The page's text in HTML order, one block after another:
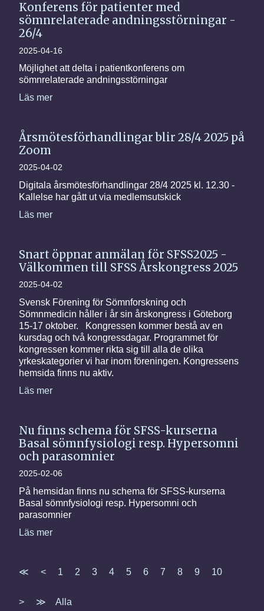
Konferens för patienter med
sömnrelaterade andningsstörningar -
26/4
2025-04-16
Möjlighet att delta i patientkonferens om
sömnrelaterade andningsstörningar
Läs mer
Årsmötesförhandlingar blir 28/4 2025 på
Zoom
2025-04-02
Digitala årsmötesförhandlingar 28/4 2025 kl. 12.30 -
Kallelse har gått ut via medlemsutskick
Läs mer
Snart öppnar anmälan för SFSS2025 -
Välkommen till SFSS Årskongress 2025
2025-04-02
Svensk Förening för Sömnforskning och
Sömnmedicin håller i år sin årskongress i Göteborg
15-17 oktober. Kongressen kommer bestå av en
kursdag och två kongressdagar. Programmet för
kongressen kommer rikta sig till alla de olika
yrkeskategorier vi har inom föreningen. Kongressens
hemsida finns nu aktiv.
Läs mer
Nu finns schema för SFSS-kurserna
Basal sömnfysiologi resp. Hypersomni
och parasomnier
2025-02-06
På hemsidan finns nu schema för SFSS-kurserna
Basal sömnfysiologi resp. Hypersomni och
parasomnier
Läs mer
≪ < 1 2 3 4 5 6 7 8 9 10
> ≫ Alla